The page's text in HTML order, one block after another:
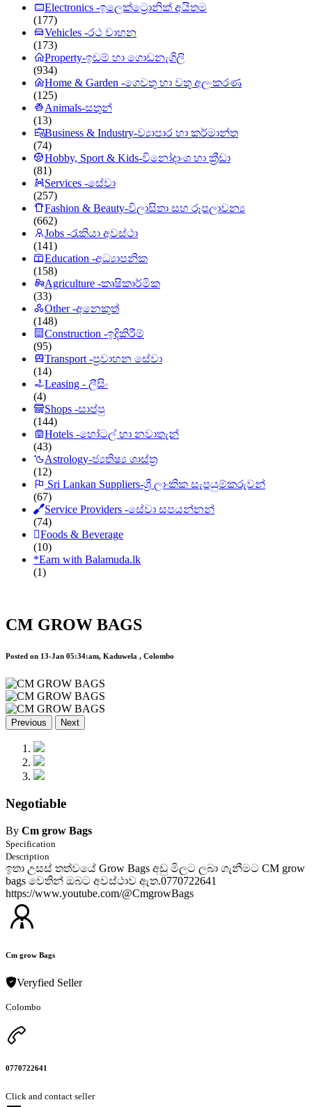
Electronics -ඉලෙක්ට්‍රොනික් අයිතම
(177)
Vehicles -රථ වාහන
(173)
Property-ඉඩම් හා ගොඩනැගිලි
(934)
Home & Garden -ගෙවතු හා වතු අලංකරණ
(125)
Animals-සතුන්
(13)
Business & Industry-ව්‍යාපාර හා කර්මාන්ත
(74)
Hobby, Sport & Kids-විනෝදාංශ හා ක්‍රීඩා
(81)
Services -සේවා
(257)
Fashion & Beauty-විලාසිතා සහ රූපලාවන්‍ය
(662)
Jobs -රැකියා අවස්ථා
(141)
Education -අධ්‍යාපනික
(158)
Agriculture -කෘෂිකාර්මික
(33)
Other -අනෙකුත්
(148)
Construction -ඉදිකිරීම්
(95)
Transport -ප්‍රවාහන සේවා
(14)
Leasing - ලීසිං
(4)
Shops -සාප්පු
(144)
Hotels -හෝටල් හා නවාතැන්
(43)
Astrology-ජ්‍යතිෂ්‍ය ශාස්ත්‍ර
(12)
Sri Lankan Suppliers-ශ්‍රී ලාංකික සැපයුම්කරුවන්
(67)
Service Providers -සේවා සපයන්නන්
(74)
Foods & Beverage
(10)
*Earn with Balamuda.lk
(1)
CM GROW BAGS
Posted on 13-Jan 05:34:am, Kaduwela , Colombo
Previous Next
Negotiable
By Cm grow Bags
Specification
Description
ඉතා උසස් තත්වයේ Grow Bags අඩු මිලට ලබා ගැනීමට CM grow
bags වෙතින් ඔබට අවස්ථාව ඇත.0770722641
https://www.youtube.com/@CmgrowBags
Cm grow Bags
Veryfied Seller
Colombo
0770722641
Click and contact seller